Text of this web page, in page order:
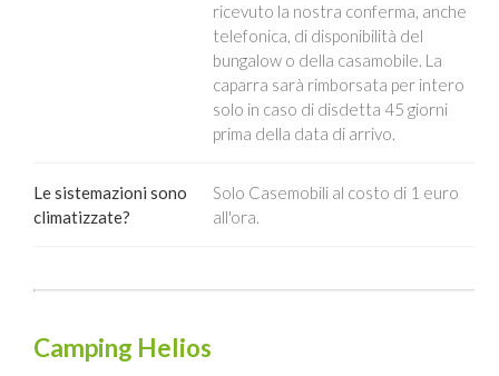
ricevuto la nostra conferma, anche
telefonica, di disponibilità del
bungalow o della casamobile. La
caparra sarà rimborsata per intero
solo in caso di disdetta 45 giorni
prima della data di arrivo.
Le sistemazioni sono
climatizzate?
Solo Casemobili al costo di 1 euro
all'ora.
Camping Helios